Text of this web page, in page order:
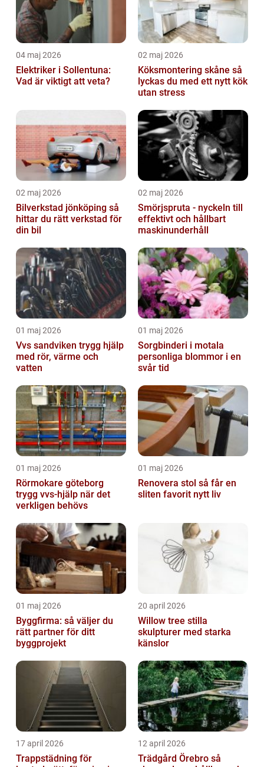
04 maj 2026
Elektriker i Sollentuna:
Vad är viktigt att veta?
02 maj 2026
Köksmontering skåne så
lyckas du med ett nytt kök
utan stress
02 maj 2026
Bilverkstad jönköping så
hittar du rätt verkstad för
din bil
02 maj 2026
Smörjspruta - nyckeln till
effektivt och hållbart
maskinunderhåll
01 maj 2026
Vvs sandviken trygg hjälp
med rör, värme och
vatten
01 maj 2026
Sorgbinderi i motala
personliga blommor i en
svår tid
01 maj 2026
Rörmokare göteborg
trygg vvs-hjälp när det
verkligen behövs
01 maj 2026
Renovera stol så får en
sliten favorit nytt liv
01 maj 2026
Byggfirma: så väljer du
rätt partner för ditt
byggprojekt
20 april 2026
Willow tree stilla
skulpturer med starka
känslor
17 april 2026
Trappstädning för
12 april 2026
Trädgård Örebro så